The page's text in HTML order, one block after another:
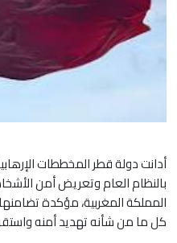
أدانت دولة قطر المخططات
بالنظام العام وتعريض أمن
المملكة المغربية، مؤكدة
كل ما من شأنه تهديد أمنه